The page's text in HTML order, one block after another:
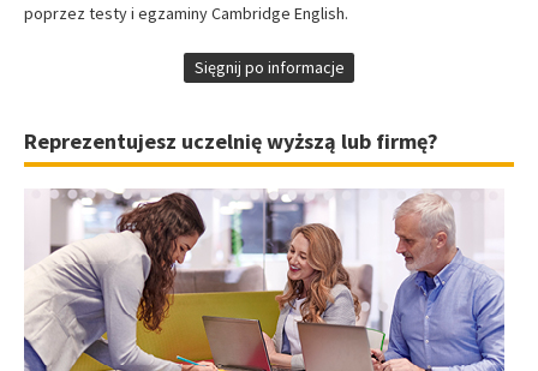
poprzez testy i egzaminy Cambridge English.
Sięgnij po informacje
Reprezentujesz uczelnię wyższą lub firmę?